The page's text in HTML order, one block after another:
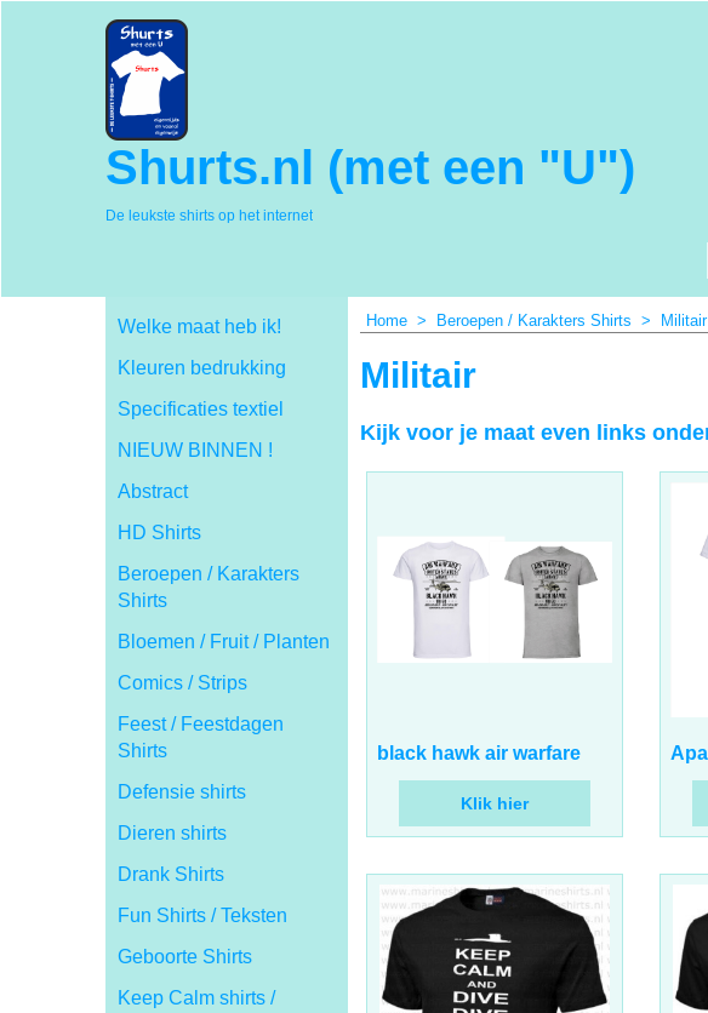
Shurts.nl (met een "U")
De leukste shirts op het internet
Welke maat heb ik!
Kleuren bedrukking
Specificaties textiel
NIEUW BINNEN !
Abstract
HD Shirts
Beroepen / Karakters
Shirts
Bloemen / Fruit / Planten
Comics / Strips
Feest / Feestdagen
Shirts
Defensie shirts
Dieren shirts
Drank Shirts
Fun Shirts / Teksten
Geboorte Shirts
Keep Calm shirts /
Home > Beroepen / Karakters Shirts > Militair
Militair
Kijk voor je maat even links
€17.00 incl BTW
black hawk air warfare
Klik hier
€